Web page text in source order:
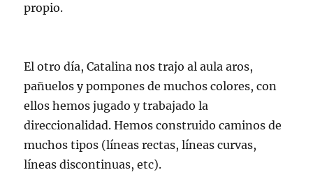
propio.
El otro día, Catalina nos trajo al aula aros,
pañuelos y pompones de muchos colores, con
ellos hemos jugado y trabajado la
direccionalidad. Hemos construido caminos de
muchos tipos (líneas rectas, líneas curvas,
líneas discontinuas, etc).